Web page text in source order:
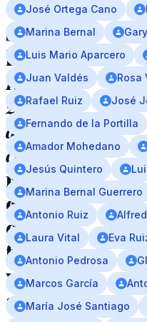
Su
libro
Rocío,
20
años
contigo,
reúne
crónicas
de
familiares
y
amigos
José Ortega Cano
Marina Bernal
Luis Mario Aparcero
Juan Valdés
Rosa
Rafael Ruiz
José
Fernando de la Portilla
Amador Mohedano
Jesús Quintero
Marina Bernal Guerrero
Antonio Ruiz
Laura Vital
Eva
Antonio Pedrosa
Marcos García
María José Santiago